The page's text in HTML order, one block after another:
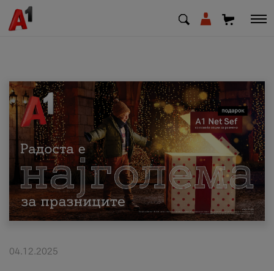
МК EN SQ
Приватни Деловни
Поддршка
Надополни кредит
04.12.2025